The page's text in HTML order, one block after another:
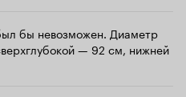
открыли
самым
бы невозможен. Диаметр
— 92 см, нижней